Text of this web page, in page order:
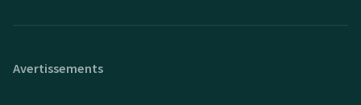
Avertissements